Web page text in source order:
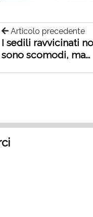
Articolo precedente
I sedili ravvicinati
sono scomodi, ma...